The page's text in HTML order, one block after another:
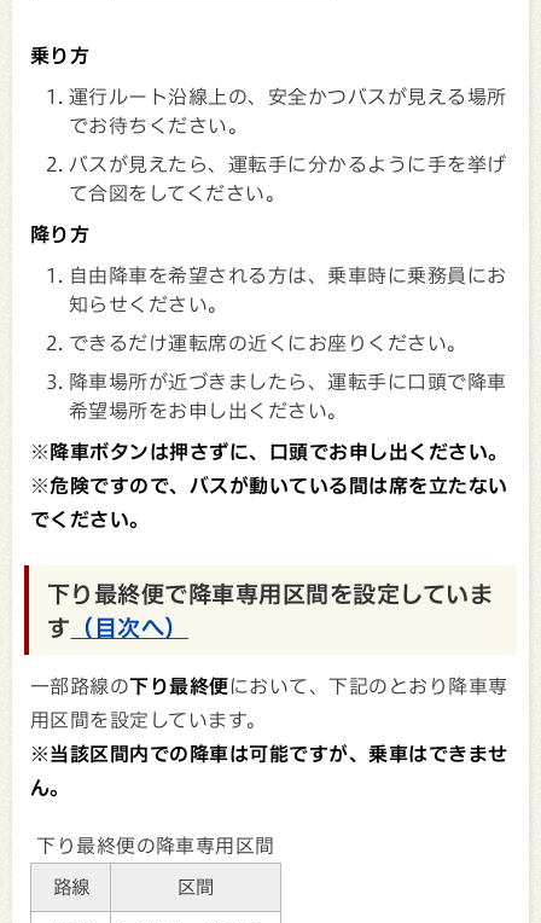
乗り方
運行ルート沿線上の、安全かつバスが見える場所
でお待ちください。
バスが見えたら、運転手に分かるように手を挙げ
て合図をしてください。
降り方
自由降車を希望される方は、乗車時に乗務員にお
知らせください。
できるだけ運転席の近くにお座りください。
降車場所が近づきましたら、運転手に口頭で降車
希望場所をお申し出ください。
※ 降車ボタンは押さずに、口頭でお申し出ください。
※危険ですので、バスが動いている間は席を立たない
でください。
下り最終便で降車専用区間を設定していま
す （目次へ）
一部路線の下り最終便において、下記のとおり降車専
用区間を設定しています。
※当該区間内での降車は可能ですが、乗車はできませ
ん。
下り最終便の降車専用区間
路線 区間